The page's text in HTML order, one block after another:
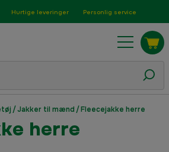
Hurtige leveringer Personlig service
/Jakker til mænd /Fleecejakke herre
herre